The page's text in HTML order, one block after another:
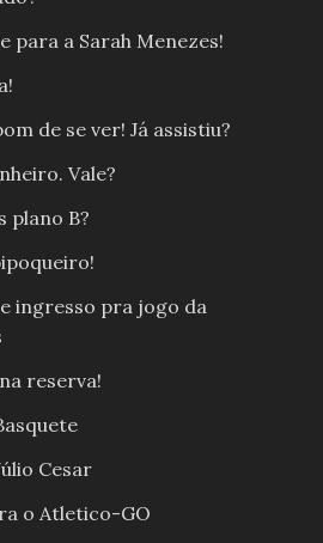
para a Sarah Menezes!
de se ver! Já assistiu?
Vale?
plano B?
ingresso pra jogo da
reserva!
Cesar
o Atletico-GO